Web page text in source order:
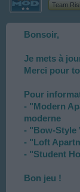
Team
Bonsoir,
Je mets à
Merci pour
Pour
- "Modern
moderne
- "Bow-Style
- "Loft
- "Student
Bon jeu !